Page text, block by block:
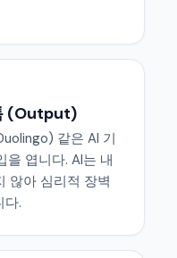
(Output)
같은 AI 기
을 엽니다. AI는 내
않아 심리적 장벽
.